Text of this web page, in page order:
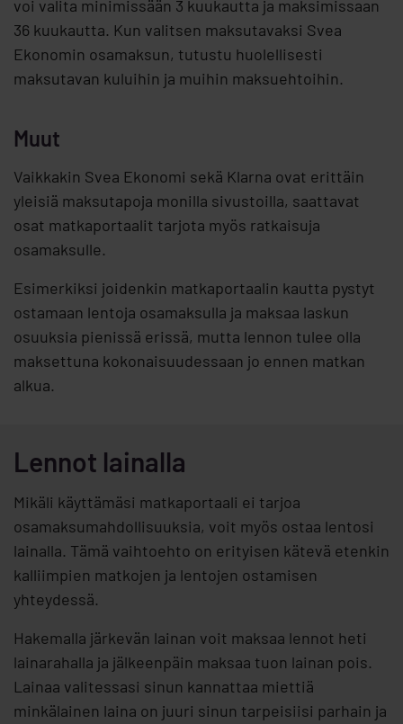
voi valita minimissään 3 kuukautta ja maksimissaan
36 kuukautta. Kun valitsen maksutavaksi Svea
Ekonomin osamaksun, tutustu huolellisesti
maksutavan kuluihin ja muihin maksuehtoihin.
Muut
Vaikkakin Svea Ekonomi sekä Klarna ovat erittäin
yleisiä maksutapoja monilla sivustoilla, saattavat
osat matkaportaalit tarjota myös ratkaisuja
osamaksulle.
Esimerkiksi joidenkin matkaportaalin kautta pystyt
ostamaan lentoja osamaksulla ja maksaa laskun
osuuksia pienissä erissä, mutta lennon tulee olla
maksettuna kokonaisuudessaan jo ennen matkan
alkua.
Lennot lainalla
Mikäli käyttämäsi matkaportaali ei tarjoa
osamaksumahdollisuuksia, voit myös ostaa lentosi
lainalla. Tämä vaihtoehto on erityisen kätevä etenkin
kalliimpien matkojen ja lentojen ostamisen
yhteydessä.
Hakemalla järkevän lainan voit maksaa lennot heti
lainarahalla ja jälkeenpäin maksaa tuon lainan pois.
Lainaa valitessasi sinun kannattaa miettiä
minkälainen laina on juuri sinun tarpeisiisi parhain ja